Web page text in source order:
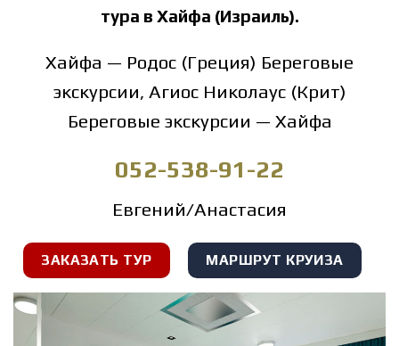
тура в Хайфа (Израиль).
Хайфа — Родос (Греция) Береговые
экскурсии, Агиос Николаус (Крит)
Береговые экскурсии — Хайфа
052-538-91-22
Евгений/Анастасия
ЗАКАЗАТЬ ТУР МАРШРУТ КРУИЗА